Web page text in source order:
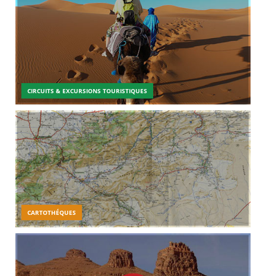
CIRCUITS & EXCURSIONS TOURISTIQUES
CARTOTHÉQUES